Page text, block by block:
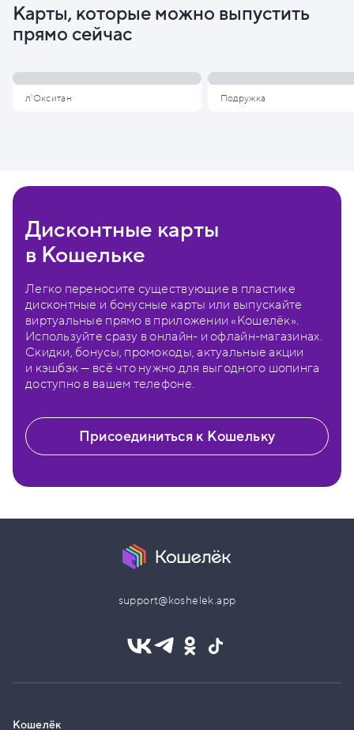
Карты, которые можно выпустить
прямо сейчас
л'Окситан Подружка
Дисконтные карты
в Кошельке
Легко переносите существующие в пластике
дисконтные и бонусные карты или выпускайте
виртуальные прямо в приложении «Кошелёк».
Используйте сразу в онлайн- и офлайн-магазинах.
Скидки, бонусы, промокоды, актуальные акции
и кэшбэк — всё что нужно для выгодного шопинга
доступно в вашем телефоне.
Присоединиться к Кошельку
support@koshelek.app
Кошелёк